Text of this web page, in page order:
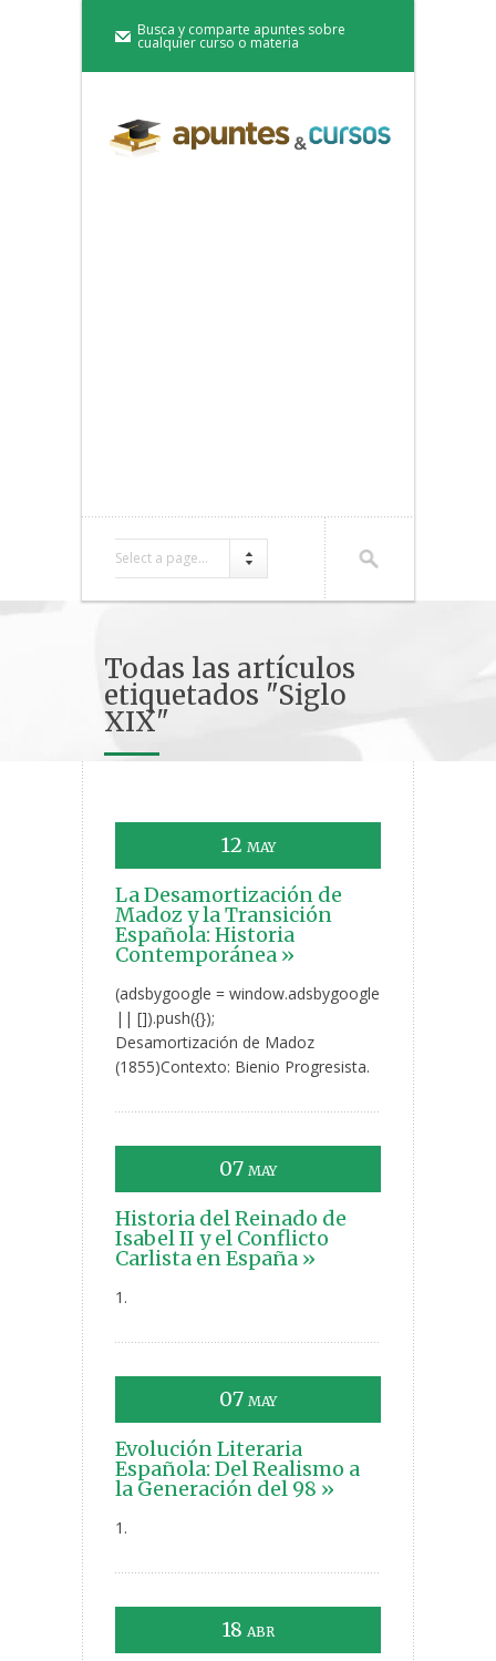
Busca y comparte apuntes sobre
cualquier curso o materia
Select a page...
Todas las artículos
etiquetados "Siglo
XIX"
12 MAY
La Desamortización de
Madoz y la Transición
Española: Historia
Contemporánea »
(adsbygoogle = window.adsbygoogle
|| []).push({});
Desamortización de Madoz
(1855)Contexto: Bienio Progresista.
07 MAY
Historia del Reinado de
Isabel II y el Conflicto
Carlista en España »
1.
07 MAY
Evolución Literaria
Española: Del Realismo a
la Generación del 98 »
1.
18 ABR